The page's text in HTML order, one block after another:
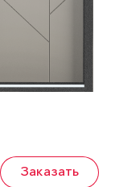
Заказать